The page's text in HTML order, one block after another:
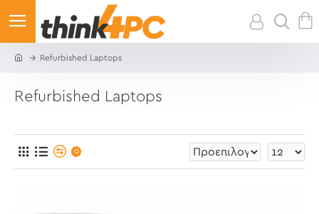
Refurbished Laptops
Refurbished Laptops
0